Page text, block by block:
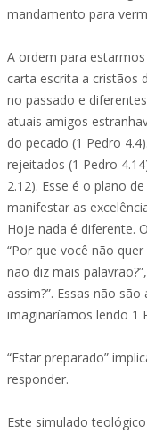
mandamento para
A ordem para
carta escrita a cristãos
no passado e
atuais amigos
do pecado (1 Pedro
rejeitados (1 Pedro
2.12). Esse é o plano
manifestar as
Hoje nada é diferente.
“Por que você não
não diz mais
assim?”. Essas não
imaginaríamos lendo 1
“Estar preparado”
responder.
Este simulado